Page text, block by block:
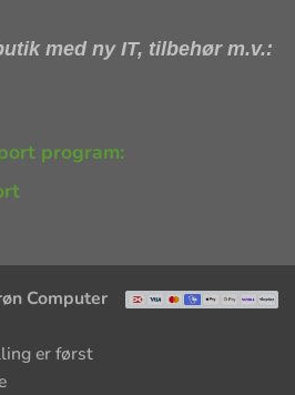
med ny IT, tilbehør m.v.:
program:
Computer
er først